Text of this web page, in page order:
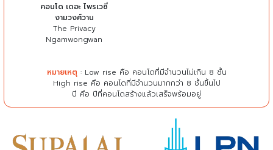
คอนโด เดอะ ไพรเวซี่
งามวงศ์วาน
The Privacy
Ngamwongwan
หมายเหตุ : Low rise คือ คอนโดที่มีจำนวนไม่เกิน 8 ชั้น
High rise คือ คอนโดที่มีจำนวนมากกว่า 8 ชั้นขึ้นไป
ปี คือ ปีที่คอนโดสร้างแล้วเสร็จพร้อมอยู่